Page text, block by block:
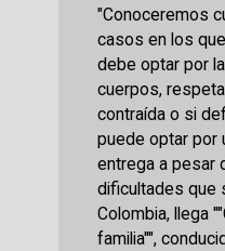
"Conoceremos
casos en los
debe optar por
cuerpos,
contraída o si
puede optar por
entrega a pesar
dificultades que
Colombia, llega
familia"",